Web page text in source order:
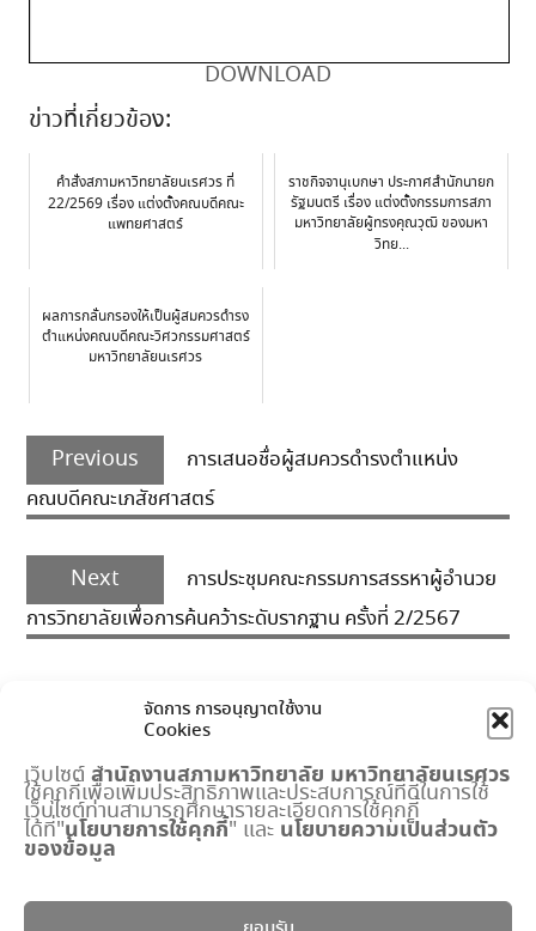
จัดการ การอนุญาตใช้งาน
Cookies
เว็บไซต์สำนักงานสภามหาวิทยาลัย มหาวิทยาลัยนเรศวร
ใช้คุกกี้เพื่อเพิ่มประสิทธิภาพและประสบการณ์ที่ดีในการใช้
เว็บไซต์ท่านสามารถศึกษารายละเอียดการใช้คุกกี้
ได้ที่"นโยบายการใช้คุกกี้" และ นโยบายความเป็นส่วนตัว
ของข้อมูล
DOWNLOAD
ข่าวที่เกี่ยวข้อง:
คำสั่งสภามหาวิทยาลัยนเรศวร ที่
22/2569 เรื่อง แต่งตั้งคณบดีคณะ
แพทยศาสตร์
ราชกิจจานุเบกษา ประกาศสำนักนายก
รัฐมนตรี เรื่อง แต่งตั้งกรรมการสภา
มหาวิทยาลัยผู้ทรงคุณวุฒิ ของมหา
วิทย...
ผลการกลั่นกรองให้เป็นผู้สมควรดำรง
ตำแหน่งคณบดีคณะวิศวกรรมศาสตร์
มหาวิทยาลัยนเรศวร
Post
navigation
Previous
Previous
post:
การเสนอชื่อผู้สมควรดำรงตำแหน่ง
คณบดีคณะเภสัชศาสตร์
Next
Next
post:
การประชุมคณะกรรมการสรรหาผู้อำนวย
การวิทยาลัยเพื่อการค้นคว้าระดับรากฐาน ครั้งที่ 2/2567
เมนูด่วน
กำหนดการประชุมสภามหาวิทยาลัย
พระราชบัญญัติ มหาวิทยาลัยนเรศวร